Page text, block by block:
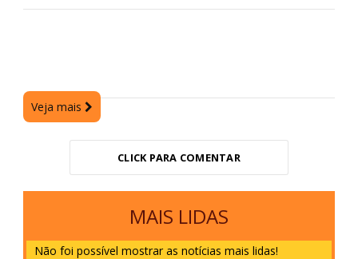
Veja mais
CLICK PARA COMENTAR
MAIS LIDAS
Não foi possível mostrar as notícias mais lidas!